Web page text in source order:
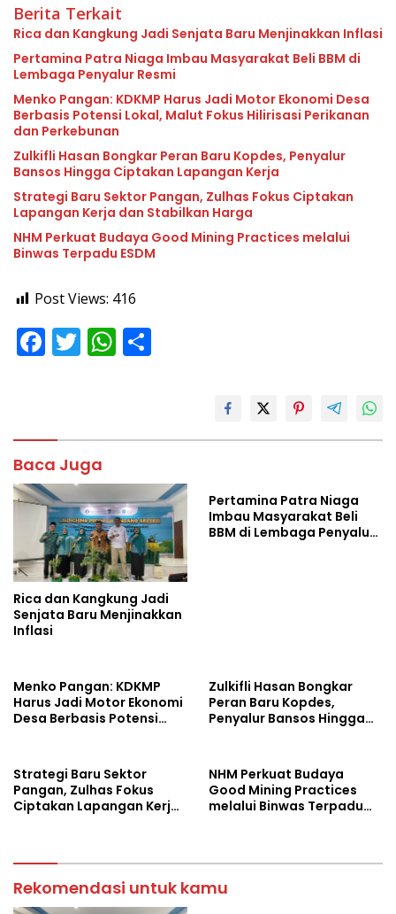
Berita Terkait
Rica dan Kangkung Jadi Senjata Baru Menjinakkan Inflasi
Pertamina Patra Niaga Imbau Masyarakat Beli BBM di
Lembaga Penyalur Resmi
Menko Pangan: KDKMP Harus Jadi Motor Ekonomi Desa
Berbasis Potensi Lokal, Malut Fokus Hilirisasi Perikanan
dan Perkebunan
Zulkifli Hasan Bongkar Peran Baru Kopdes, Penyalur
Bansos Hingga Ciptakan Lapangan Kerja
Strategi Baru Sektor Pangan, Zulhas Fokus Ciptakan
Lapangan Kerja dan Stabilkan Harga
NHM Perkuat Budaya Good Mining Practices melalui
Binwas Terpadu ESDM
Post Views: 416
F
o
o
k
T W
p
p
Baca Juga
Rica dan Kangkung Jadi
Senjata Baru Menjinakkan
Inflasi
Pertamina Patra Niaga
Imbau Masyarakat Beli
BBM di Lembaga Penyalur
Menko Pangan: KDKMP
Harus Jadi Motor Ekonomi
Desa Berbasis Potensi
Perkebunan
Zulkifli Hasan Bongkar
Peran Baru Kopdes,
Penyalur Bansos Hingga
Strategi Baru Sektor
Pangan, Zulhas Fokus
Ciptakan Lapangan Kerja
NHM Perkuat Budaya
Good Mining Practices
melalui Binwas Terpadu
Rekomendasi untuk kamu